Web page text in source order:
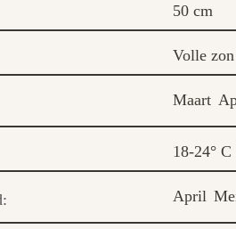
50 cm
Volle zon
Maart
18-24° C
April